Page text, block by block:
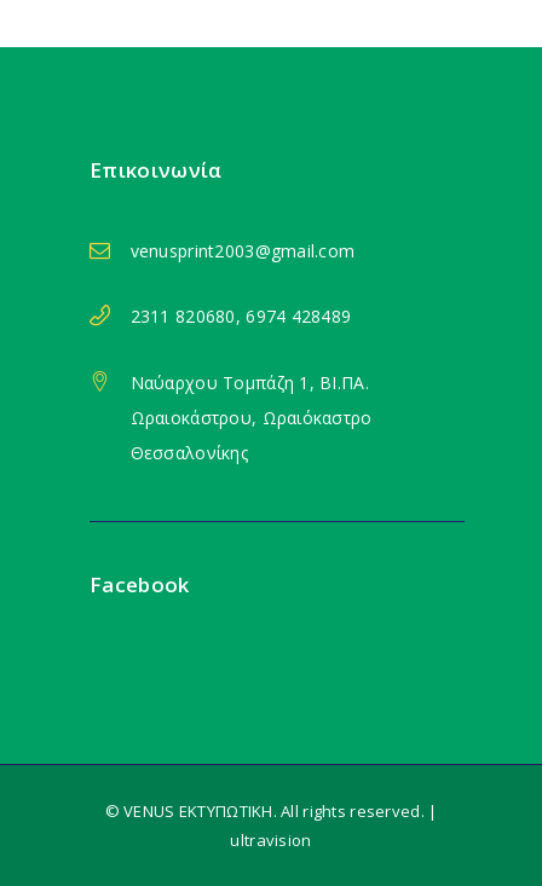
Επικοινωνία
venusprint2003@gmail.com
2311 820680, 6974 428489
Ναύαρχου Τομπάζη 1, ΒΙ.ΠΑ.
Ωραιοκάστρου, Ωραιόκαστρο
Θεσσαλονίκης
Facebook
© VENUS ΕΚΤΥΠΩΤΙΚΗ. All rights reserved. |
ultravision